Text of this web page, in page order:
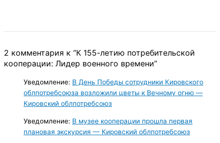
2 комментария к “К 155-летию потребительской
кооперации: Лидер военного времени”
Уведомление: В День Победы сотрудники Кировского
облпотребсоюза возложили цветы к Вечному огню —
Кировский облпотребсоюз
Уведомление: В музее кооперации прошла первая
плановая экскурсия — Кировский облпотребсоюз